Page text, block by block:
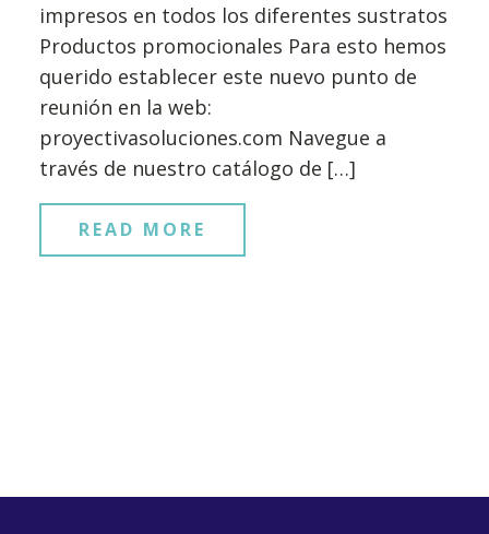
impresos en todos los diferentes sustratos
Productos promocionales Para esto hemos
querido establecer este nuevo punto de
reunión en la web:
proyectivasoluciones.com Navegue a
través de nuestro catálogo de […]
READ MORE